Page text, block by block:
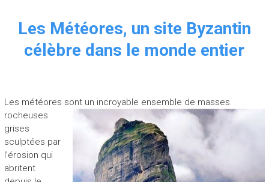
Les Météores, un site Byzantin
célèbre dans le monde entier
Les météores sont un incroyable ensemble de masses
rocheuses
grises
sculptées par
l’érosion qui
abritent